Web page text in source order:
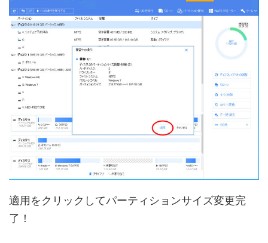
適用をクリックしてパーティションサイズ変更完
了！